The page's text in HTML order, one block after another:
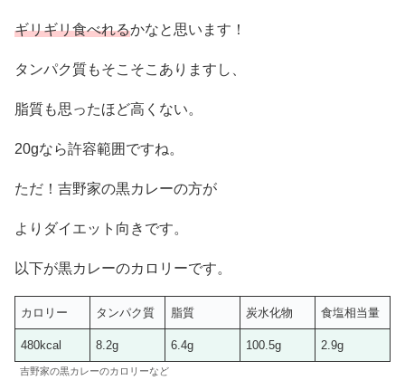
ギリギリ食べれるかなと思います！
タンパク質もそこそこありますし、
脂質も思ったほど高くない。
20gなら許容範囲ですね。
ただ！吉野家の黒カレーの方が
よりダイエット向きです。
以下が黒カレーのカロリーです。
カロリー タンパク質 脂質 炭水化物 食塩相当量
480kcal 8.2g 6.4g 100.5g 2.9g
吉野家の黒カレーのカロリーなど